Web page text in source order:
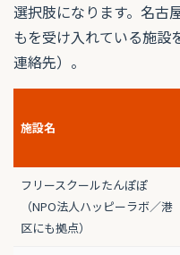
選択肢になります。名古
もを受け入れている施設
連絡先）。
施設名
フリースクールたんぽぽ
（NPO法人ハッピーラボ／港
区にも拠点）